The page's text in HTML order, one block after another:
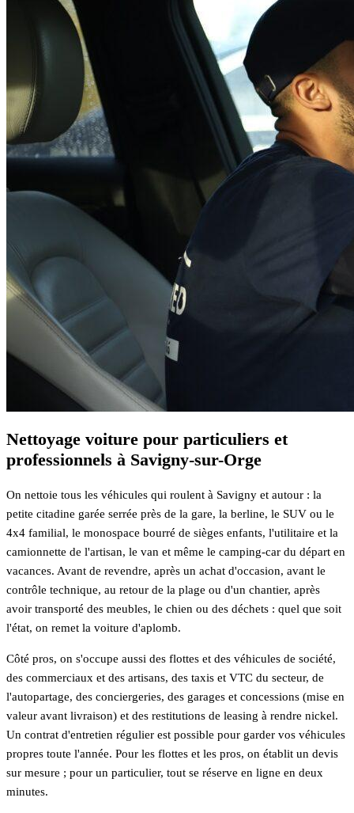
Nettoyage voiture pour particuliers et
professionnels à Savigny-sur-Orge
On nettoie tous les véhicules qui roulent à Savigny et autour : la
petite citadine garée serrée près de la gare, la berline, le SUV ou le
4x4 familial, le monospace bourré de sièges enfants, l'utilitaire et la
camionnette de l'artisan, le van et même le camping-car du départ en
vacances. Avant de revendre, après un achat d'occasion, avant le
contrôle technique, au retour de la plage ou d'un chantier, après
avoir transporté des meubles, le chien ou des déchets : quel que soit
l'état, on remet la voiture d'aplomb.
Côté pros, on s'occupe aussi des flottes et des véhicules de société,
des commerciaux et des artisans, des taxis et VTC du secteur, de
l'autopartage, des conciergeries, des garages et concessions (mise en
valeur avant livraison) et des restitutions de leasing à rendre nickel.
Un contrat d'entretien régulier est possible pour garder vos véhicules
propres toute l'année. Pour les flottes et les pros, on établit un devis
sur mesure ; pour un particulier, tout se réserve en ligne en deux
minutes.